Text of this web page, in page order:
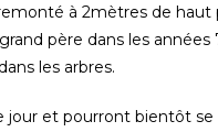
à 2mètres de haut
père dans les années
les arbres.
jour et pourront bientôt se